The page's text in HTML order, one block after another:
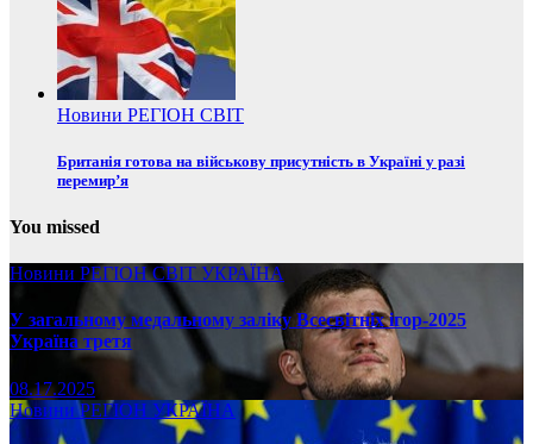
Новини РЕГІОН СВІТ
Британія готова на військову присутність в Україні у разі
перемир’я
You missed
Новини РЕГІОНСВІТ УКРАЇНА
У загальному медальному заліку Всесвітніх ігор-2025
Україна третя
08.17.2025
НовиниРЕГІОН УКРАЇНА